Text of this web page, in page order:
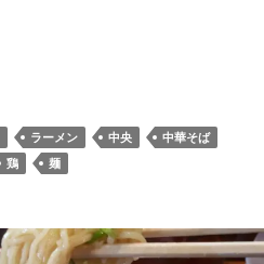
ラーメン 中央
中華そば
鶏 麺